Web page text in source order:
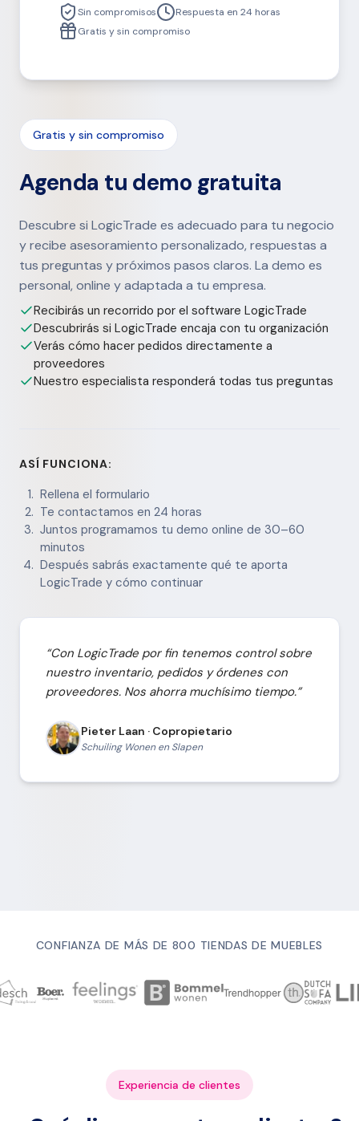
Gratis y sin compromiso
Agenda tu demo gratuita
Descubre si LogicTrade es adecuado para tu negocio
y recibe asesoramiento personalizado, respuestas a
tus preguntas y próximos pasos claros. La demo es
personal, online y adaptada a tu empresa.
Recibirás un recorrido por el software LogicTrade
Descubrirás si LogicTrade encaja con tu organización
Verás cómo hacer pedidos directamente a
proveedores
Nuestro especialista responderá todas tus preguntas
ASÍ FUNCIONA:
Rellena el formulario
Te contactamos en 24 horas
Juntos programamos tu demo online de 30–60
minutos
Después sabrás exactamente qué te aporta
LogicTrade y cómo continuar
“Con LogicTrade por fin tenemos control sobre
nuestro inventario, pedidos y órdenes con
proveedores. Nos ahorra muchísimo tiempo.”
Pieter Laan · Copropietario
Schuiling Wonen en Slapen
Sin compromisos
Respuesta en 24 horas
Gratis y sin compromiso
CONFIANZA DE MÁS DE 800 TIENDAS DE MUEBLES
Experiencia de clientes